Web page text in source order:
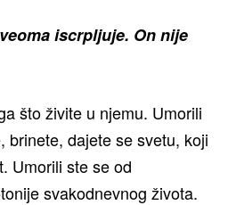
iscrpljuje. On nije
što živite u njemu. Umorili
brinete, dajete se svetu, koji
Umorili ste se od
svakodnevnog života.